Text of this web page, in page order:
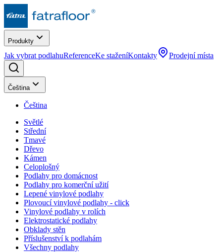
Produkty
Jak vybrat podlahuReferenceKe staženíKontakty Prodejní místa
Čeština
Čeština
Světlé
Střední
Tmavé
Dřevo
Kámen
Celoplošný
Podlahy pro domácnost
Podlahy pro komerční užití
Lepené vinylové podlahy
Plovoucí vinylové podlahy - click
Vinylové podlahy v rolích
Elektrostatické podlahy
Obklady stěn
Příslušenství k podlahám
Všechny podlahy